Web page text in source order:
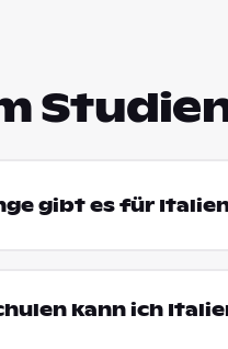
gibt es für
kann ich